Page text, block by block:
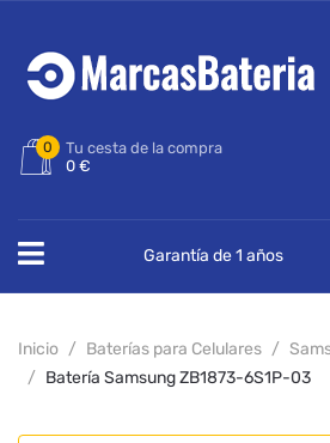
0
Tu cesta de la compra
0 €
Garantía de 1 años
Inicio Baterías para Celulares
Batería Samsung ZB1873-6S1P-03